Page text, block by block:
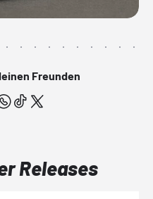
Freunden
Releases